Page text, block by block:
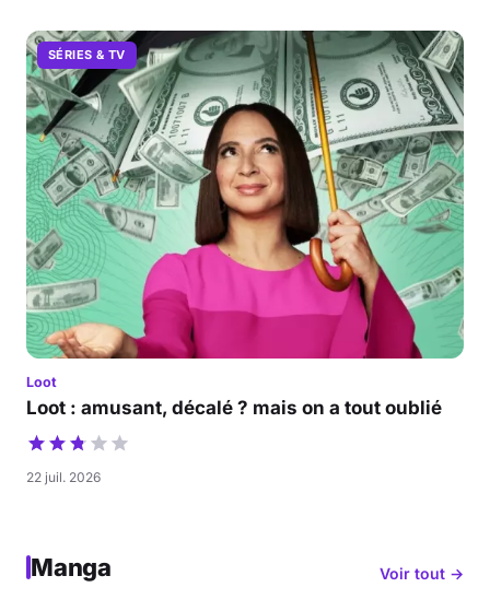
SÉRIES & TV
Loot
Loot : amusant, décalé ? mais on a tout oublié
22 juil. 2026
Manga Voir tout →